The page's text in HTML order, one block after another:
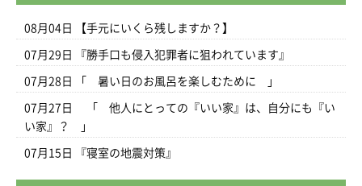
08月04日 【手元にいくら残しますか？】
07月29日 『勝手口も侵入犯罪者に狙われています』
07月28日 「 暑い日のお風呂を楽しむために 」
07月27日
「 他人にとっての『いい家』は、自分にも『い
い家』？ 」
07月15日 『寝室の地震対策』